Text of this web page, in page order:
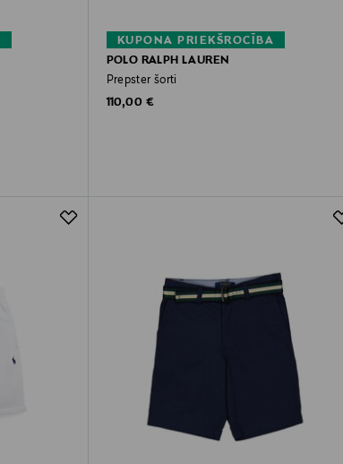
KUPONA PRIEKŠROCĪBA
POLO RALPH LAUREN
Prepster šorti
Original Price
110,00 €